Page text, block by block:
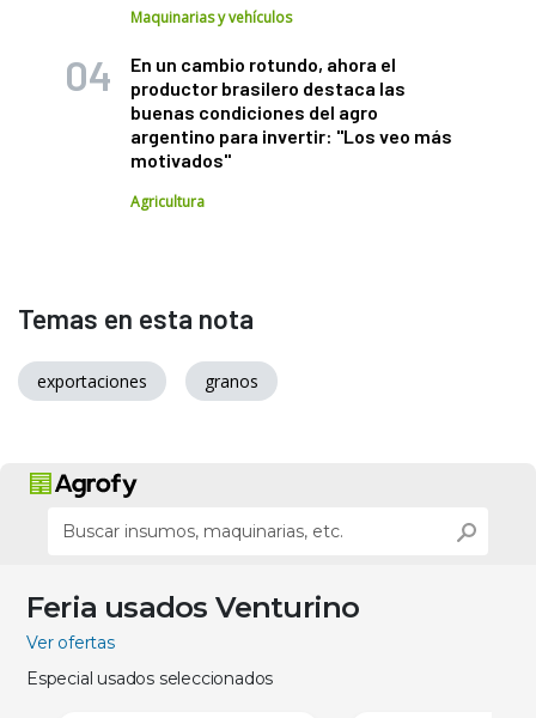
Maquinarias y vehículos
En un cambio rotundo, ahora el
productor brasilero destaca las
buenas condiciones del agro
argentino para invertir: "Los veo más
motivados"
Agricultura
Temas en esta nota
exportaciones granos
Feria usados Venturino
Ver ofertas
Especial usados seleccionados